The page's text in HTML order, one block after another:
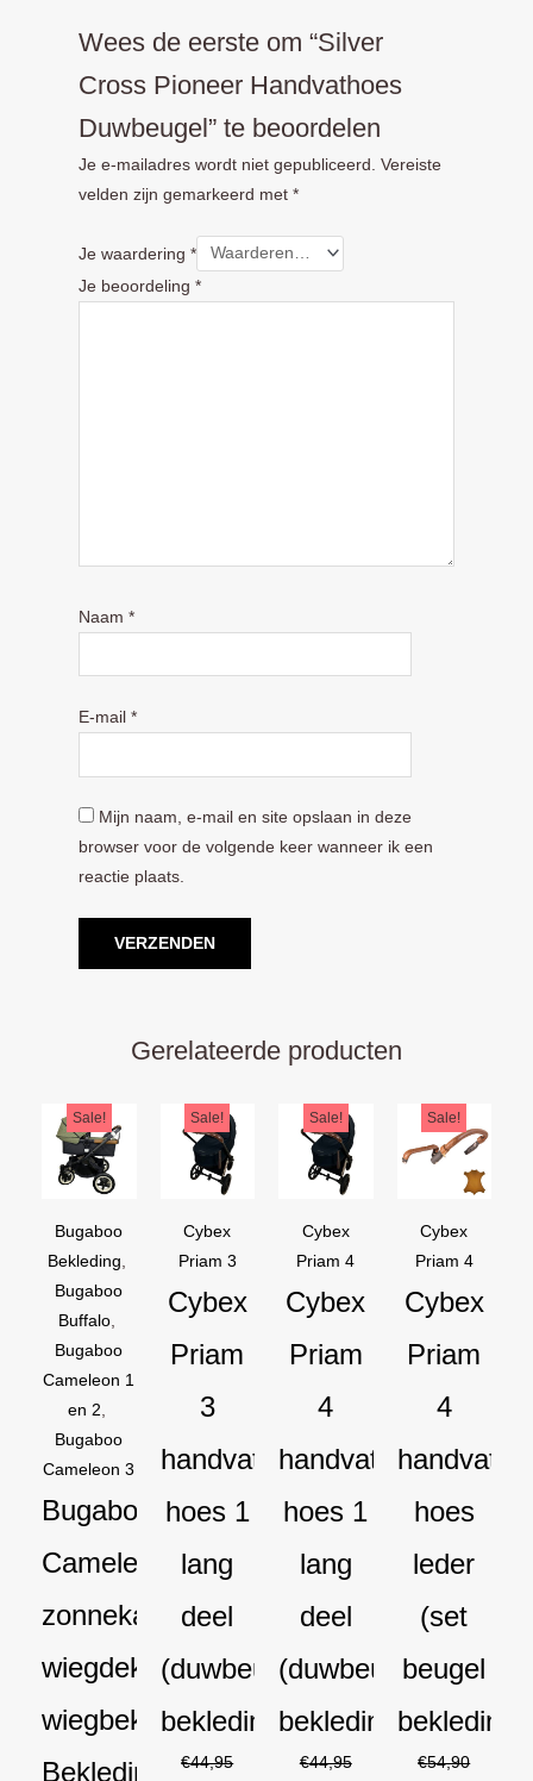
Wees de eerste om “Silver
Cross Pioneer Handvathoes
Duwbeugel” te beoordelen
Je e-mailadres wordt niet gepubliceerd.
Vereiste
velden zijn gemarkeerd met *
Je waardering *
Je beoordeling *
Naam *
E-mail *
Mijn naam, e-mail en site opslaan in deze
browser voor de volgende keer wanneer ik een
reactie plaats.
Gerelateerde producten
Sale!
Bugaboo
Bekleding
Bugaboo
Buffalo,
Bugaboo
Cameleon 1
en 2
Bugaboo
Cameleon 3
Bugaboo
Cameleon
zonnekap
wiegdekje
wiegbekleding
Bekledingset
Oorspronkelijke
prijs
prijs
Sale!
Cybex
Priam 3
Cybex
Priam
3
handvat
hoes 1
lang
deel
(duwbeugel
bekleding)
€44,95
Oorspronkelijke
prijs
Huidige
prijs
Sale!
Cybex
Priam 4
Cybex
Priam
4
handvat
hoes 1
lang
deel
(duwbeugel
bekleding)
€44,95
Oorspronkelijke
prijs
was:
Huidige
prijs
is:
Sale!
Cybex
Priam 4
Cybex
Priam
4
handvat
hoes
leder
(set
beugel
bekleding)
€54,90
prijs
was:
prijs
is: